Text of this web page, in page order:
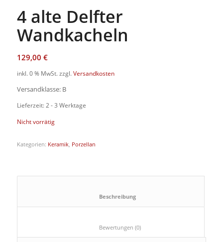
4 alte Delfter
Wandkacheln
129,00 €
inkl. 0 % MwSt. zzgl. Versandkosten
Versandklasse: B
Lieferzeit: 2 - 3 Werktage
Nicht vorrätig
Kategorien: Keramik, Porzellan
						Beschreibung
						Bewertungen (0)